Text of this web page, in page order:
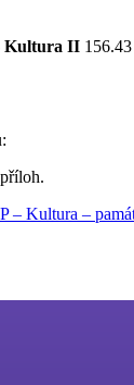
Kultura II
Kultura –